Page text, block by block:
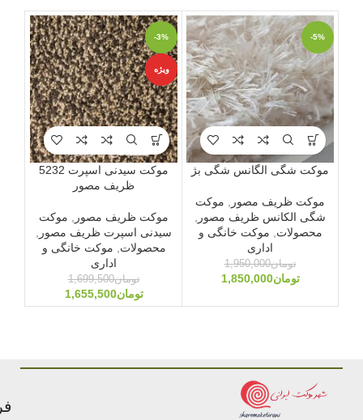
-5%
موکت شگی الگانس شگی بژ
موکت ظریف مصور
موکت
شگی الکانس ظریف مصور
محصولات
موکت خانگی و
اداری
تومان1,950,000
تومان1,850,000
-3%
ویژه
موکت سیدنی اسپرت 5232
ظریف مصور
موکت ظریف مصور
موکت
سیدنی اسپرت ظریف مصور
محصولات
موکت خانگی و
اداری
تومان1,699,500
تومان1,655,500